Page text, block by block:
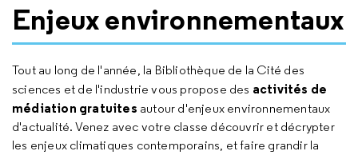
Enjeux environnementaux
Tout au long de l'année, la Bibliothèque de la Cité des
sciences et de l'industrie vous propose des activités de
médiation gratuites autour d'enjeux environnementaux
d'actualité. Venez avec votre classe découvrir et décrypter
les enjeux climatiques contemporains, et faire grandir la